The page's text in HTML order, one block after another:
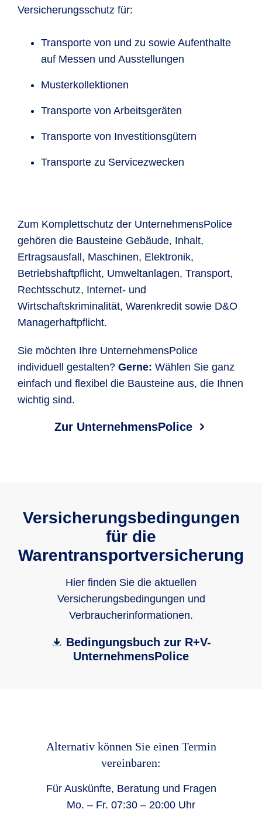
Versicherungsschutz für:
Transporte von und zu sowie Aufenthalte
auf Messen und Ausstellungen
Musterkollektionen
Transporte von Arbeitsgeräten
Transporte von Investitionsgütern
Transporte zu Servicezwecken
Zum Komplettschutz der UnternehmensPolice
gehören die Bausteine Gebäude, Inhalt,
Ertragsausfall, Maschinen, Elektronik,
Betriebshaftpflicht, Umweltanlagen, Transport,
Rechtsschutz, Internet- und
Wirtschaftskriminalität, Warenkredit sowie D&O
Managerhaftpflicht.
Sie möchten Ihre UnternehmensPolice
individuell gestalten? Gerne: Wählen Sie ganz
einfach und flexibel die Bausteine aus, die Ihnen
wichtig sind.
Zur UnternehmensPolice
Versicherungsbedingungen
für die
Warentransportversicherung
Hier finden Sie die aktuellen
Versicherungsbedingungen und
Verbraucherinformationen.
Bedingungsbuch zur R+V-
UnternehmensPolice
Alternativ können Sie einen Termin
vereinbaren:
Für Auskünfte, Beratung und Fragen
Mo. – Fr. 07:30 – 20:00 Uhr